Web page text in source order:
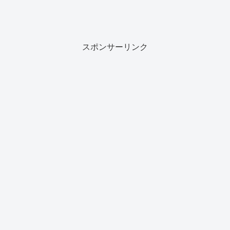
スポンサーリンク